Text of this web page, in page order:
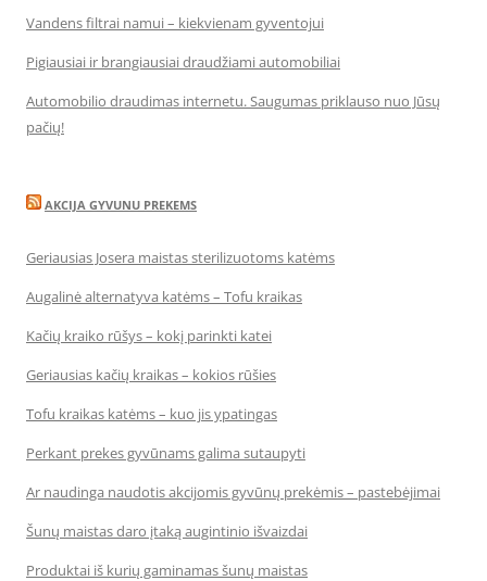
Vandens filtrai namui – kiekvienam gyventojui
Pigiausiai ir brangiausiai draudžiami automobiliai
Automobilio draudimas internetu. Saugumas priklauso nuo Jūsų
pačių!
AKCIJA GYVUNU PREKEMS
Geriausias Josera maistas sterilizuotoms katėms
Augalinė alternatyva katėms – Tofu kraikas
Kačių kraiko rūšys – kokį parinkti katei
Geriausias kačių kraikas – kokios rūšies
Tofu kraikas katėms – kuo jis ypatingas
Perkant prekes gyvūnams galima sutaupyti
Ar naudinga naudotis akcijomis gyvūnų prekėmis – pastebėjimai
Šunų maistas daro įtaką augintinio išvaizdai
Produktai iš kurių gaminamas šunų maistas